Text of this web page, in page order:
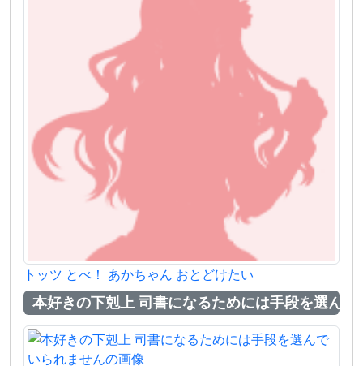
トッツ とべ！ あかちゃん おとどけたい
本好きの下剋上 司書になるためには手段を選んで